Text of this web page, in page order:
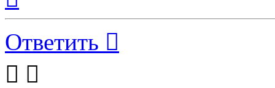
началу
Ответить